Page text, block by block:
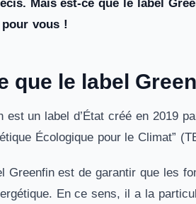
Mais est-ce que le label
vous !
que le label
est un label d’État créé en 2019
Écologique pour le Climat”
Greenfin est de garantir que les
En ce sens, il a la